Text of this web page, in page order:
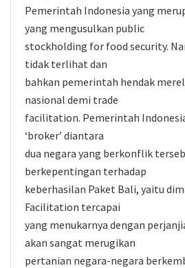
Pemerintah Indonesia yang
yang mengusulkan public
stockholding for food security.
tidak terlihat dan
bahkan pemerintah hendak
nasional demi trade
facilitation. Pemerintah
‘broker’ diantara
dua negara yang berkonflik
berkepentingan terhadap
keberhasilan Paket Bali, yaitu
Facilitation tercapai
yang menukarnya dengan
akan sangat merugikan
pertanian negara-negara